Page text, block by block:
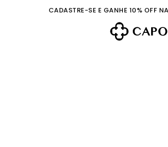
CADASTRE-SE E GANHE 10% OFF